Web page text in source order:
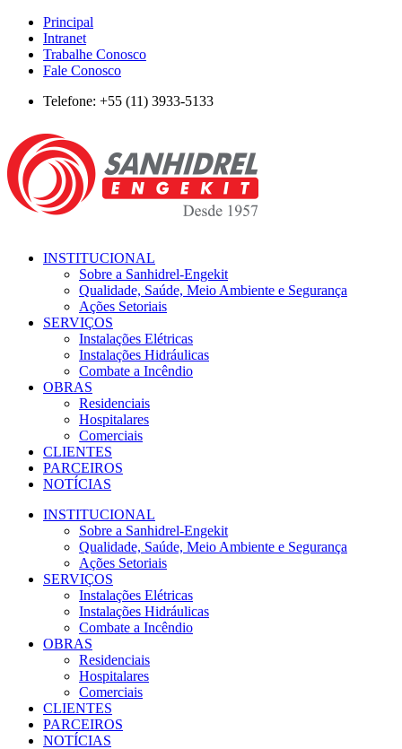
Principal
Intranet
Trabalhe Conosco
Fale Conosco
Telefone: +55 (11) 3933-5133
INSTITUCIONAL
Sobre a Sanhidrel-Engekit
Qualidade, Saúde, Meio Ambiente e Segurança
Ações Setoriais
SERVIÇOS
Instalações Elétricas
Instalações Hidráulicas
Combate a Incêndio
OBRAS
Residenciais
Hospitalares
Comerciais
CLIENTES
PARCEIROS
NOTÍCIAS
INSTITUCIONAL
Sobre a Sanhidrel-Engekit
Qualidade, Saúde, Meio Ambiente e Segurança
Ações Setoriais
SERVIÇOS
Instalações Elétricas
Instalações Hidráulicas
Combate a Incêndio
OBRAS
Residenciais
Hospitalares
Comerciais
CLIENTES
PARCEIROS
NOTÍCIAS